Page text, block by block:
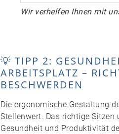
Wir verhelfen Ihnen mit
💡 TIPP 2:
ARBEITSPLATZ –
BESCHWERDEN
Die ergonomische Gestaltung
Stellenwert. Das richtige
Gesundheit und Produktivität